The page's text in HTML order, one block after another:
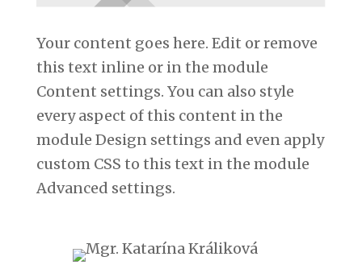
Your content goes here. Edit or remove
this text inline or in the module
Content settings. You can also style
every aspect of this content in the
module Design settings and even apply
custom CSS to this text in the module
Advanced settings.